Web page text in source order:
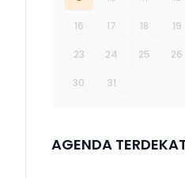
16 17 18 19
23 24 25 26
30 31
AGENDA